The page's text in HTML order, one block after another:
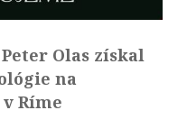
Olas získal
na
Ríme